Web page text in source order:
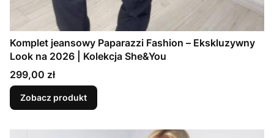
Komplet jeansowy Paparazzi Fashion – Ekskluzywny
Look na 2026 | Kolekcja She&You
Cena
299,00 zł
Zobacz produkt